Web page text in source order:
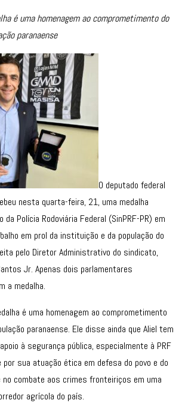
é uma homenagem ao comprometimento do
paranaense
O deputado federal
nesta quarta-feira, 21, uma medalha
Polícia Rodoviária Federal (SinPRF-PR) em
em prol da instituição e da população do
pelo Diretor Administrativo do sindicato,
Jr. Apenas dois parlamentares
a medalha.
é uma homenagem ao comprometimento
paranaense. Ele disse ainda que Aliel tem
à segurança pública, especialmente à PRF
por sua atuação ética em defesa do povo e do
combate aos crimes fronteiriços em uma
agrícola do país.